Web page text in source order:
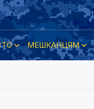
МЕШКАНЦЯМ